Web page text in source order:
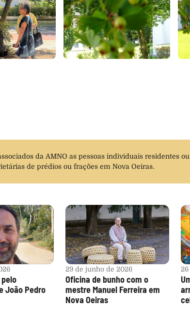
da AMNO as pessoas individuais residentes
de prédios ou frações em Nova Oeiras.
João Pedro
29 de junho de 2026
Oficina de bunho com o
mestre Manuel Ferreira em
Nova Oeiras